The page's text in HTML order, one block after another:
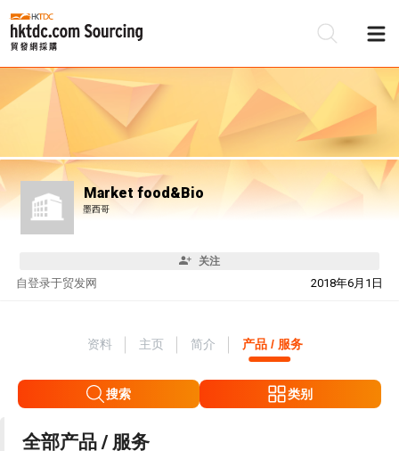
Market food&Bio
墨西哥
关注
自 2018年6月1日
登录于贸发网
资料 主页 简介 产品 / 服务
搜索 类别
全部产品 / 服务